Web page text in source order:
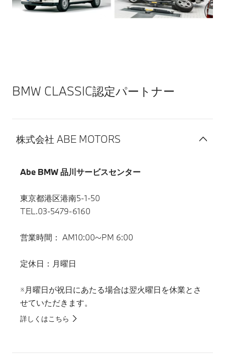
BMW CLASSIC認定パートナー
株式会社 ABE MOTORS
Abe BMW 品川サービスセンター
東京都港区港南5-1-50
TEL.03-5479-6160
営業時間： AM10:00~PM 6:00
定休日：月曜日
※月曜日が祝日にあたる場合は翌火曜日を休業とさ
せていただきます。
詳しくはこちら